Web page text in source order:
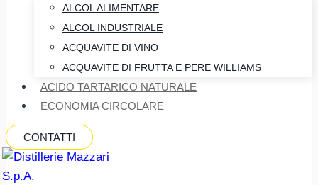
ALCOL ALIMENTARE
ALCOL INDUSTRIALE
ACQUAVITE DI VINO
ACQUAVITE DI FRUTTA E PERE WILLIAMS
ACIDO TARTARICO NATURALE
ECONOMIA CIRCOLARE
CONTATTI